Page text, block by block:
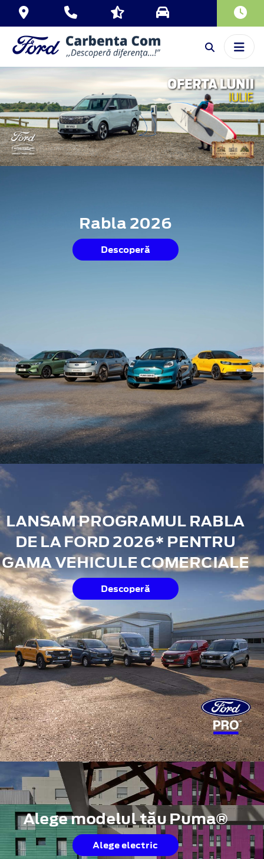
Rabla 2026
Descoperă
LANSAM PROGRAMUL RABLA
DE LA FORD 2026* PENTRU
GAMA VEHICULE COMERCIALE
Descoperă
Alege modelul tău Puma®
Alege electric